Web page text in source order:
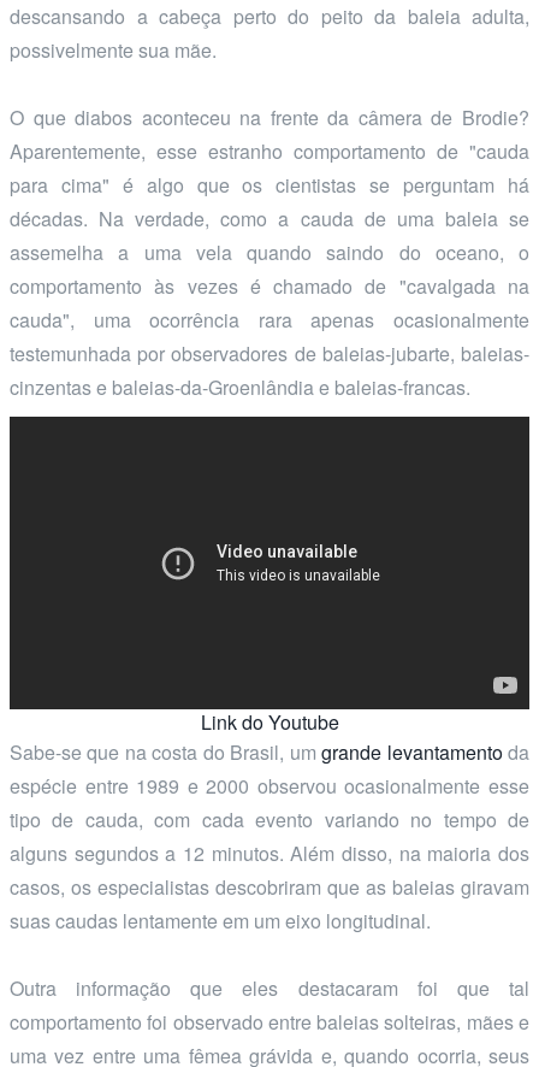
descansando a cabeça perto do peito da baleia adulta,
possivelmente sua mãe.
O que diabos aconteceu na frente da câmera de Brodie?
Aparentemente, esse estranho comportamento de "cauda
para cima" é algo que os cientistas se perguntam há
décadas. Na verdade, como a cauda de uma baleia se
assemelha a uma vela quando saindo do oceano, o
comportamento às vezes é chamado de "cavalgada na
cauda", uma ocorrência rara apenas ocasionalmente
testemunhada por observadores de baleias-jubarte, baleias-
cinzentas e baleias-da-Groenlândia e baleias-francas.
Link do Youtube
Sabe-se que na costa do Brasil, umgrande levantamentoda
espécie entre 1989 e 2000 observou ocasionalmente esse
tipo de cauda, com cada evento variando no tempo de
alguns segundos a 12 minutos. Além disso, na maioria dos
casos, os especialistas descobriram que as baleias giravam
suas caudas lentamente em um eixo longitudinal.
Outra informação que eles destacaram foi que tal
comportamento foi observado entre baleias solteiras, mães e
uma vez entre uma fêmea grávida e, quando ocorria, seus